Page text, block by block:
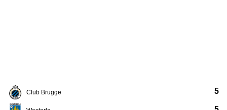
Club Brugge 5